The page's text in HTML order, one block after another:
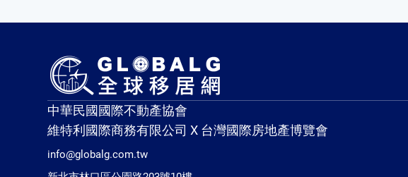
中華民國國際不動產協會
維特利國際商務有限公司 X 台灣國際房地產博覽會
info@globalg.com.tw